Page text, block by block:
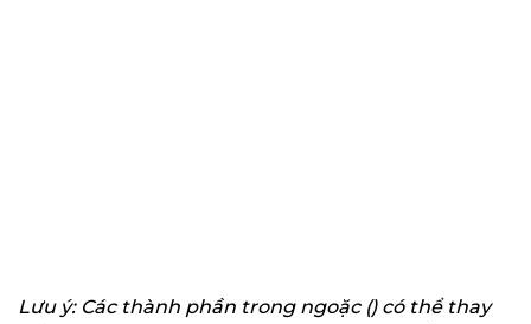
Lưu ý: Các thành phần trong ngoặc () có thể thay